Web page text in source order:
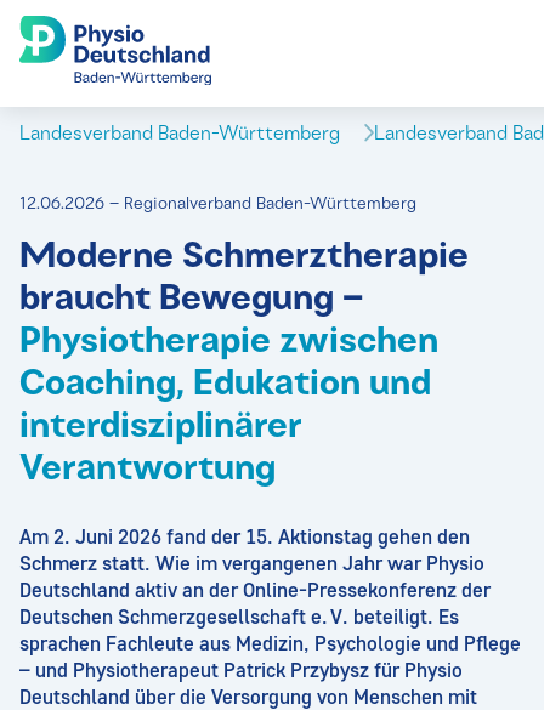
Landesverband Baden-Württemberg Landesverband
12.06.2026 – Regionalverband Baden-Württemberg
Moderne Schmerztherapie
braucht Bewegung –
Physiotherapie zwischen
Coaching, Edukation und
interdisziplinärer
Verantwortung
Am 2. Juni 2026 fand der 15. Aktionstag gehen den
Schmerz statt. Wie im vergangenen Jahr war Physio
Deutschland aktiv an der Online-Pressekonferenz der
Deutschen Schmerzgesellschaft e. V. beteiligt. Es
sprachen Fachleute aus Medizin, Psychologie und Pflege
– und Physiotherapeut Patrick Przybysz für Physio
Deutschland über die Versorgung von Menschen mit